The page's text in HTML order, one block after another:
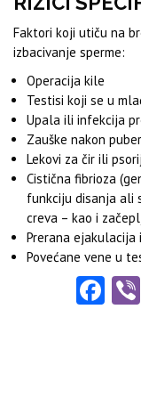
Faktori koji utiču na
izbacivanje sperme:
Operacija kile
Testisi koji se u
Upala ili infekcija
Zauške nakon
Lekovi za čir ili
Cistična fibrioza
funkciju disanja ali
creva – kao i
Prerana
Povećane vene u